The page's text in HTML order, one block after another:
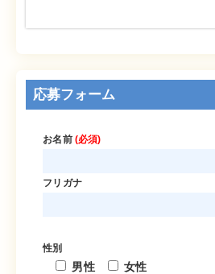
応募フォーム
お名前 (必須)
フリガナ
性別
男性 女性